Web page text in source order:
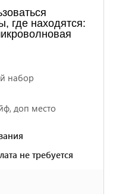
где находятся:
набор
доп место
не требуется